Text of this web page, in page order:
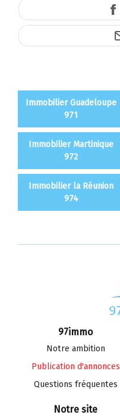
Immobilier Guadeloupe
971
Immobilier Martinique
972
Immobilier la Réunion
974
97immo
Notre ambition
Publication d'annonces
Questions fréquentes
Notre site